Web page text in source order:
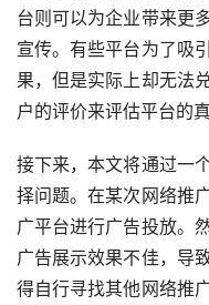
台则可以为企业带来更
宣传。有些平台为了吸
果，但是实际上却无法
户的评价来评估平台的
接下来，本文将通过一
择问题。在某次网络推
广平台进行广告投放。
广告展示效果不佳，导
得自行寻找其他网络推